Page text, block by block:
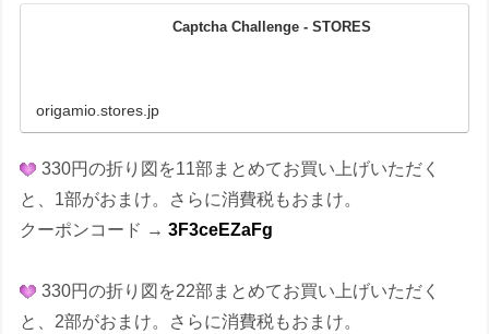
Captcha Challenge - STORES
origamio.stores.jp
330円の折り図を11部まとめてお買い上げいただく
と、1部がおまけ。さらに消費税もおまけ。
クーポンコード →3F3ceEZaFg
330円の折り図を22部まとめてお買い上げいただく
と、2部がおまけ。さらに消費税もおまけ。